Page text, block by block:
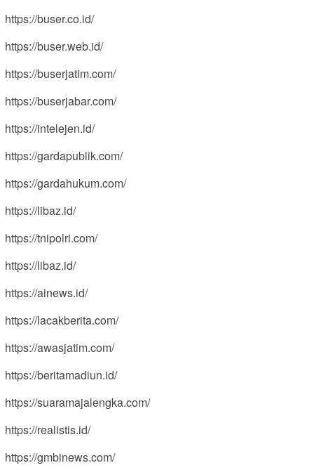
https://buser.co.id/
https://buser.web.id/
https://buserjatim.com/
https://buserjabar.com/
https://intelejen.id/
https://gardapublik.com/
https://gardahukum.com/
https://libaz.id/
https://tnipolri.com/
https://libaz.id/
https://ainews.id/
https://lacakberita.com/
https://awasjatim.com/
https://beritamadiun.id/
https://suaramajalengka.com/
https://realistis.id/
https://gmbinews.com/